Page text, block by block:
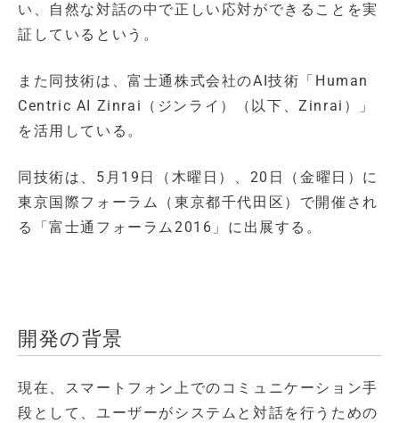
い、自然な対話の中で正しい応対ができることを実
証しているという。
また同技術は、富士通株式会社のAI技術「Human
Centric AI Zinrai（ジンライ）（以下、Zinrai）」
を活用している。
同技術は、5月19日（木曜日）、20日（金曜日）に
東京国際フォーラム（東京都千代田区）で開催され
る「富士通フォーラム2016」に出展する。
開発の背景
現在、スマートフォン上でのコミュニケーション手
段として、ユーザーがシステムと対話を行うための